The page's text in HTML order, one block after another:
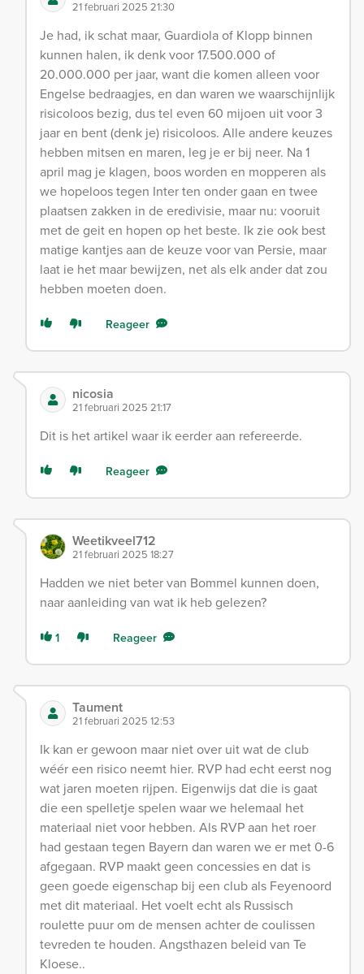
21 februari 2025 21:30
Je had, ik schat maar, Guardiola of Klopp binnen
kunnen halen, ik denk voor 17.500.000 of
20.000.000 per jaar, want die komen alleen voor
Engelse bedraagjes, en dan waren we waarschijnlijk
risicoloos bezig, dus tel even 60 mijoen uit voor 3
jaar en bent (denk je) risicoloos. Alle andere keuzes
hebben mitsen en maren, leg je er bij neer. Na 1
april mag je klagen, boos worden en mopperen als
we hopeloos tegen Inter ten onder gaan en twee
plaatsen zakken in de eredivisie, maar nu: vooruit
met de geit en hopen op het beste. Ik zie ook best
matige kantjes aan de keuze voor van Persie, maar
laat ie het maar bewijzen, net als elk ander dat zou
hebben moeten doen.
Reageer
nicosia
21 februari 2025 21:17
Dit is het artikel waar ik eerder aan refereerde.
Reageer
Weetikveel712
21 februari 2025 18:27
Hadden we niet beter van Bommel kunnen doen,
naar aanleiding van wat ik heb gelezen?
1 Reageer
Taument
21 februari 2025 12:53
Ik kan er gewoon maar niet over uit wat de club
wéér een risico neemt hier. RVP had echt eerst nog
wat jaren moeten rijpen. Eigenwijs dat die is gaat
die een spelletje spelen waar we helemaal het
materiaal niet voor hebben. Als RVP aan het roer
had gestaan tegen Bayern dan waren we er met 0-6
afgegaan. RVP maakt geen concessies en dat is
geen goede eigenschap bij een club als Feyenoord
met dit materiaal. Het voelt echt als Russisch
roulette puur om de mensen achter de coulissen
tevreden te houden. Angsthazen beleid van Te
Kloese..